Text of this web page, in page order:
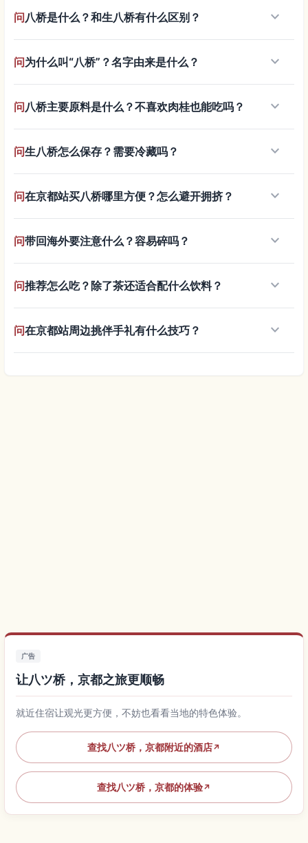
问八桥是什么？和生八桥有什么区别？ keyboard_arrow_down
问为什么叫“八桥”？名字由来是什么？ keyboard_arrow_down
问八桥主要原料是什么？不喜欢肉桂也能吃吗？ keyboard_arrow_down
问生八桥怎么保存？需要冷藏吗？ keyboard_arrow_down
问在京都站买八桥哪里方便？怎么避开拥挤？ keyboard_arrow_down
问带回海外要注意什么？容易碎吗？ keyboard_arrow_down
问推荐怎么吃？除了茶还适合配什么饮料？ keyboard_arrow_down
问在京都站周边挑伴手礼有什么技巧？ keyboard_arrow_down
广告
让八ツ桥，京都之旅更顺畅
就近住宿让观光更方便，不妨也看看当地的特色体验。
查找八ツ桥，京都附近的酒店↗
查找八ツ桥，京都的体验↗